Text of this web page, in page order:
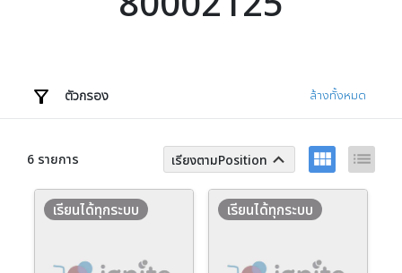
account_circle เข้าสู่ระบบ
ตัวกรอง ล้างทั้งหมด
6 รายการ เรียงตามPosition keyboard_arrow_up view_module list
เรียนได้ทุกระบบ เรียนได้ทุกระบบ